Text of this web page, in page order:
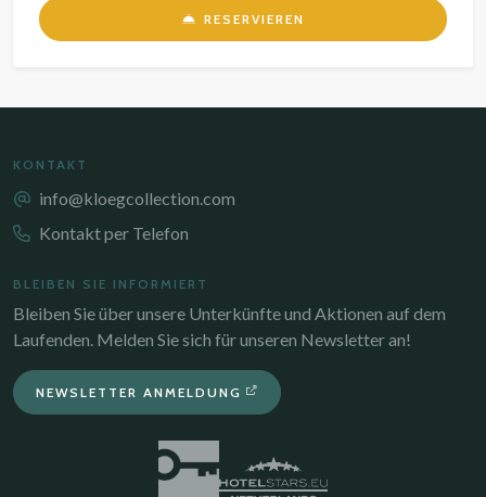
RESERVIEREN
KONTAKT
info@kloegcollection.com
Kontakt per Telefon
BLEIBEN SIE INFORMIERT
Bleiben Sie über unsere Unterkünfte und Aktionen auf dem
Laufenden. Melden Sie sich für unseren Newsletter an!
NEWSLETTER ANMELDUNG